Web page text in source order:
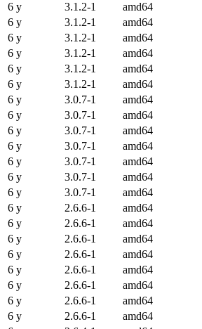
6 y
3.1.2-1 amd64
6 y
3.1.2-1 amd64
6 y
3.1.2-1 amd64
6 y
3.1.2-1 amd64
6 y
3.1.2-1 amd64
6 y
3.1.2-1 amd64
6 y
3.0.7-1 amd64
6 y
3.0.7-1 amd64
6 y
3.0.7-1 amd64
6 y
3.0.7-1 amd64
6 y
3.0.7-1 amd64
6 y
3.0.7-1 amd64
6 y
3.0.7-1 amd64
6 y
2.6.6-1 amd64
6 y
2.6.6-1 amd64
6 y
2.6.6-1 amd64
6 y
2.6.6-1 amd64
6 y
2.6.6-1 amd64
6 y
2.6.6-1 amd64
6 y
2.6.6-1 amd64
6 y
2.6.6-1 amd64